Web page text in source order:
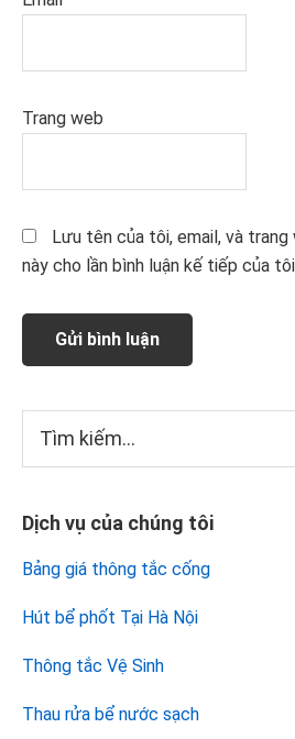
Trang web
Lưu tên của tôi, email, và
này cho lần bình luận kế tiếp của
Sidebar
chính
kiếm...
Dịch vụ của chúng tôi
Bảng giá thông tắc cống
Hút bể phốt Tại Hà Nội
Thông tắc Vệ Sinh
Thau rửa bể nước sạch